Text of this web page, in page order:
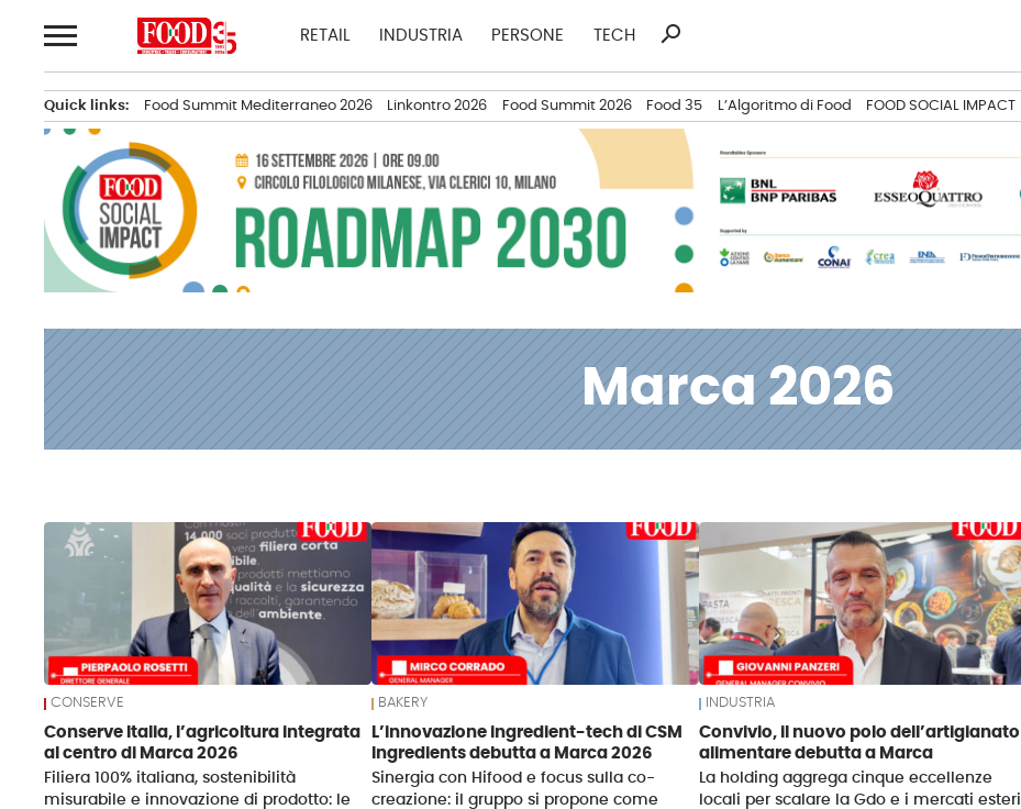
al
RETAIL INDUSTRIA PERSONE TECH
Ricerca
search
Quick links: Food Summit Mediterraneo 2026 Linkontro 2026 Food Summit 2026 Food 35 L’Algoritmo di Food FOOD SOCIAL IMPACT
Marca 2026
News
CONSERVE
Conserve Italia, l’agricoltura integrata
al centro di Marca 2026
Filiera 100% italiana, sostenibilità
misurabile e innovazione di prodotto: le
BAKERY
L’innovazione ingredient-tech di CSM
Ingredients debutta a Marca 2026
Sinergia con Hifood e focus sulla co-
creazione: il gruppo si propone come
INDUSTRIA
Convivio, il nuovo polo dell’artigianato
alimentare debutta a Marca
La holding aggrega cinque eccellenze
locali per scalare la Gdo e i mercati esteri